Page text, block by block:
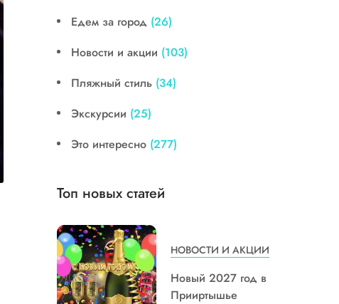
Едем за город (26)
Новости и акции (103)
Пляжный стиль (34)
Экскурсии (25)
Это интересно (277)
Топ новых статей
НОВОСТИ И АКЦИИ
Новый 2027 год в
Прииртышье